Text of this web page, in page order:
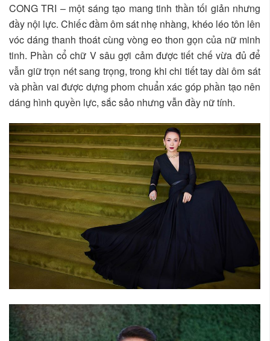
CONG TRI – một sáng tạo mang tinh thần tối giản nhưng
đầy nội lực. Chiếc đầm ôm sát nhẹ nhàng, khéo léo tôn lên
vóc dáng thanh thoát cùng vòng eo thon gọn của nữ minh
tinh. Phần cổ chữ V sâu gợi cảm được tiết chế vừa đủ để
vẫn giữ trọn nét sang trọng, trong khi chi tiết tay dài ôm sát
và phần vai được dựng phom chuẩn xác góp phần tạo nên
dáng hình quyền lực, sắc sảo nhưng vẫn đầy nữ tính.